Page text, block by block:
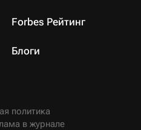
Forbes Рейтинг
Блоги
политика
в журнале